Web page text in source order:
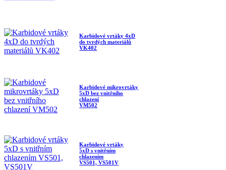
Karbidové vrtáky 4xD
do tvrdých materiálů
VK402
Karbidové mikrovrtáky
5xD bez vnitřního
chlazení
VM502
Karbidové vrtáky
5xD s vnitřním
chlazením
VS501, VS501V